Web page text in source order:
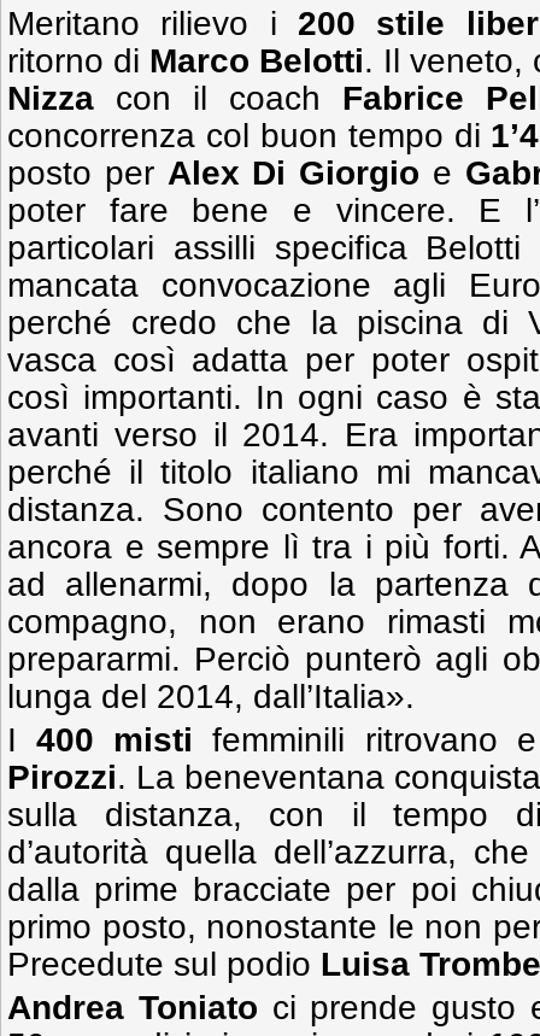
Meritano rilievo i 200 stile
ritorno di Marco Belotti. Il veneto,
Nizza con il coach Fabrice
concorrenza col buon tempo di
posto per Alex Di Giorgio e
poter fare bene e vincere. E
particolari assilli specifica
mancata convocazione agli
perché credo che la piscina di
vasca così adatta per poter
così importanti. In ogni caso è
avanti verso il 2014. Era
perché il titolo italiano mi
distanza. Sono contento per
ancora e sempre lì tra i più forti.
ad allenarmi, dopo la
compagno, non erano rimasti
prepararmi. Perciò punterò agli
lunga del 2014, dall’Italia».
I400 misti femminili ritrovano
Pirozzi. La beneventana
sulla distanza, con il tempo
d’autorità quella dell’azzurra,
dalla prime bracciate per poi
primo posto, nonostante le non
Precedute sul podio Luisa
Andrea Toniato ci prende gusto